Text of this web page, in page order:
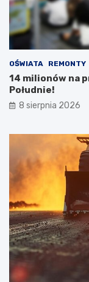
OŚWIATA REMONTY
14 milionów na
Południe!
8 sierpnia 2026